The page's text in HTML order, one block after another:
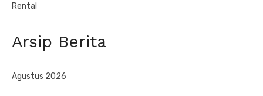
Rental
Arsip Berita
Agustus 2026